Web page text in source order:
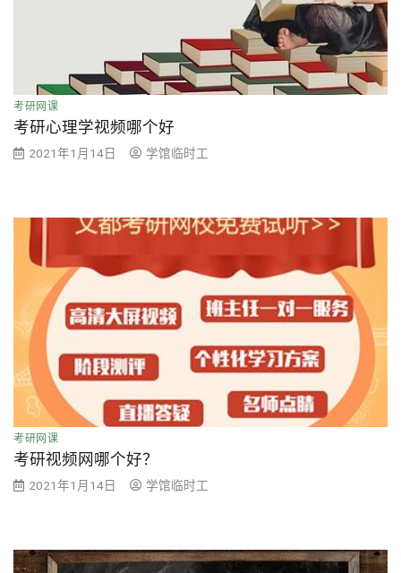
考研网课
考研心理学视频哪个好
2021年1月14日 学馆临时工
考研网课
考研视频网哪个好？
2021年1月14日 学馆临时工